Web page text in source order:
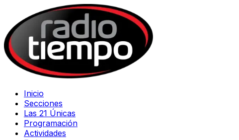
Inicio
Secciones
Las 21 Únicas
Programación
Actividades